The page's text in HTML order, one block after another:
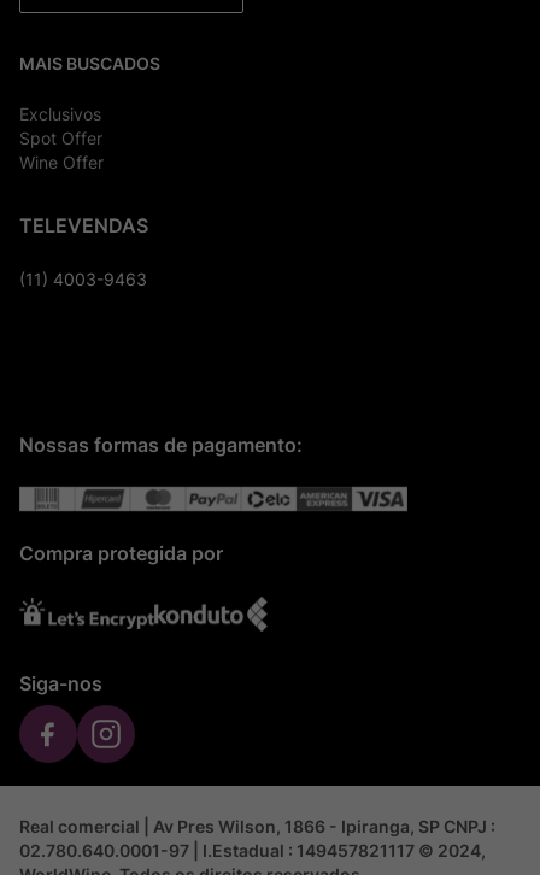
MAIS BUSCADOS
Exclusivos
Spot Offer
Wine Offer
TELEVENDAS
(11) 4003-9463
Nossas formas de pagamento:
Compra protegida por
Siga-nos
Real comercial | Av Pres Wilson, 1866 - Ipiranga, SP CNPJ :
02.780.640.0001-97 | I.Estadual : 149457821117 © 2024,